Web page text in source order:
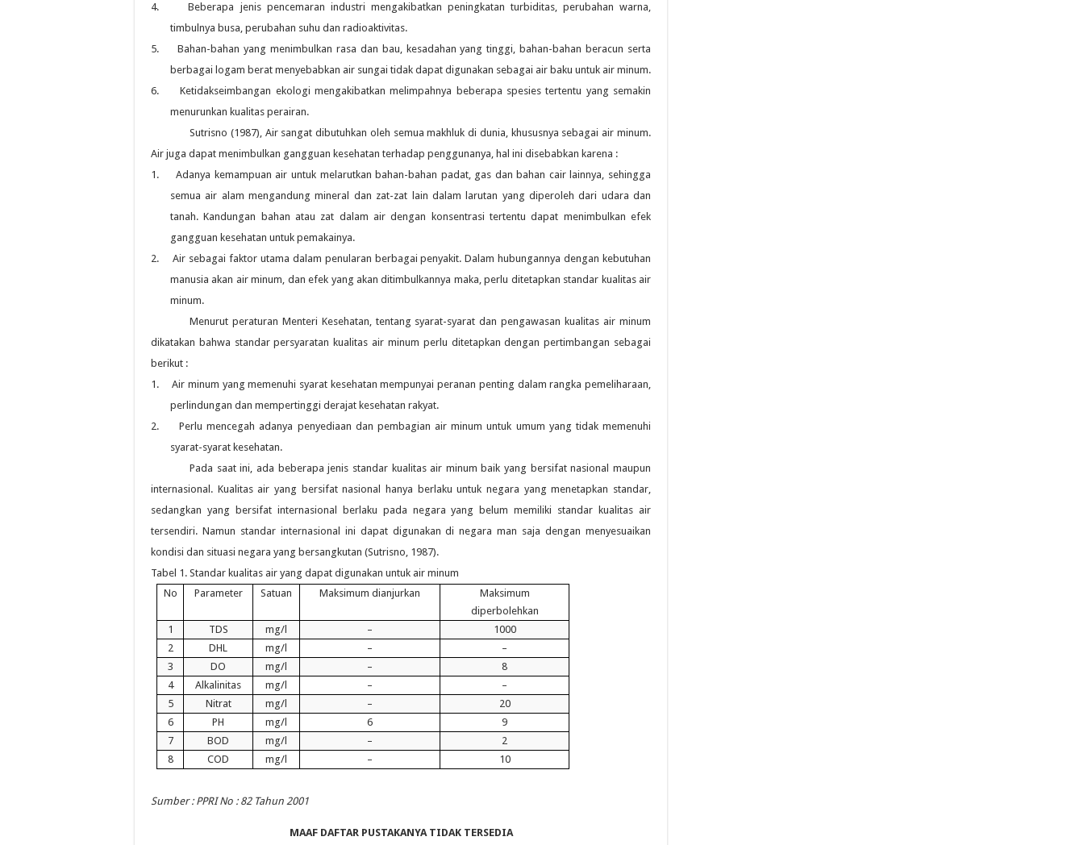
4.
Beberapa jenis pencemaran industri mengakibatkan peningkatan turbiditas, perubahan warna,
timbulnya busa, perubahan suhu dan radioaktivitas.
5.
Bahan-bahan yang menimbulkan rasa dan bau, kesadahan yang tinggi, bahan-bahan beracun serta
berbagai logam berat menyebabkan air sungai tidak dapat digunakan sebagai air baku untuk air minum.
6.
Ketidakseimbangan ekologi mengakibatkan melimpahnya beberapa spesies tertentu yang semakin
menurunkan kualitas perairan.
Sutrisno (1987), Air sangat dibutuhkan oleh semua makhluk di dunia, khususnya sebagai air minum.
Air juga dapat menimbulkan gangguan kesehatan terhadap penggunanya, hal ini disebabkan karena :
1.
Adanya kemampuan air untuk melarutkan bahan-bahan padat, gas dan bahan cair lainnya, sehingga
semua air alam mengandung mineral dan zat-zat lain dalam larutan yang diperoleh dari udara dan
tanah. Kandungan bahan atau zat dalam air dengan konsentrasi tertentu dapat menimbulkan efek
gangguan kesehatan untuk pemakainya.
2.
Air sebagai faktor utama dalam penularan berbagai penyakit. Dalam hubungannya dengan kebutuhan
manusia akan air minum, dan efek yang akan ditimbulkannya maka, perlu ditetapkan standar kualitas air
minum.
Menurut peraturan Menteri Kesehatan, tentang syarat-syarat dan pengawasan kualitas air minum
dikatakan bahwa standar persyaratan kualitas air minum perlu ditetapkan dengan pertimbangan sebagai
berikut :
1.
Air minum yang memenuhi syarat kesehatan mempunyai peranan penting dalam rangka pemeliharaan,
perlindungan dan mempertinggi derajat kesehatan rakyat.
2.
Perlu mencegah adanya penyediaan dan pembagian air minum untuk umum yang tidak memenuhi
syarat-syarat kesehatan.
Pada saat ini, ada beberapa jenis standar kualitas air minum baik yang bersifat nasional maupun
internasional. Kualitas air yang bersifat nasional hanya berlaku untuk negara yang menetapkan standar,
sedangkan yang bersifat internasional berlaku pada negara yang belum memiliki standar kualitas air
tersendiri. Namun standar internasional ini dapat digunakan di negara man saja dengan menyesuaikan
kondisi dan situasi negara yang bersangkutan (Sutrisno, 1987).
Tabel 1. Standar kualitas air yang dapat digunakan untuk air minum
No
Parameter Satuan Maksimum dianjurkan
Maksimum
diperbolehkan
1
TDS mg/l –
1000
2
DHL mg/l –
–
3
DO mg/l –
8
4
Alkalinitas mg/l –
–
5
Nitrat mg/l –
20
6
PH mg/l 6
9
7
BOD mg/l –
2
8
COD mg/l – 10
Sumber : PPRI No : 82 Tahun 2001
MAAF DAFTAR PUSTAKANYA TIDAK TERSEDIA